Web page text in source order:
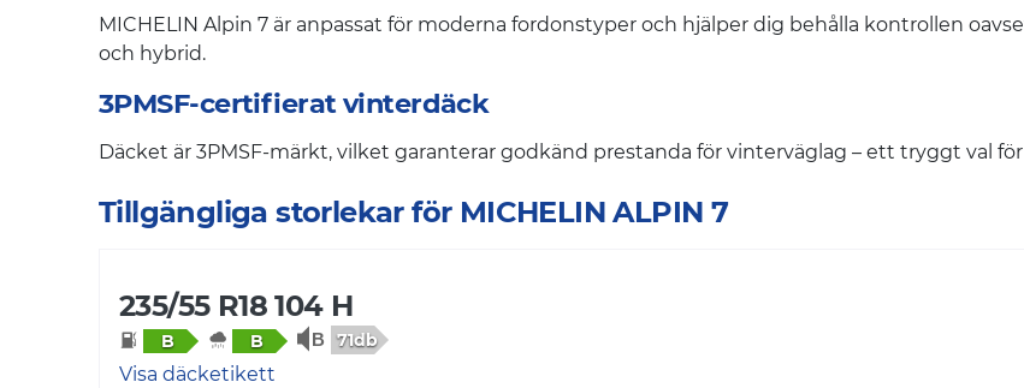
MICHELIN Alpin 7 är anpassat för moderna fordonstyper och hjälper dig behålla kontrollen
och hybrid.
3PMSF-certifierat vinterdäck
Däcket är 3PMSF-märkt, vilket garanterar godkänd prestanda för vinterväglag – ett tryggt val
Tillgängliga storlekar för MICHELIN ALPIN 7
235/55 R18 104 H
B B 71db
Visa däcketikett